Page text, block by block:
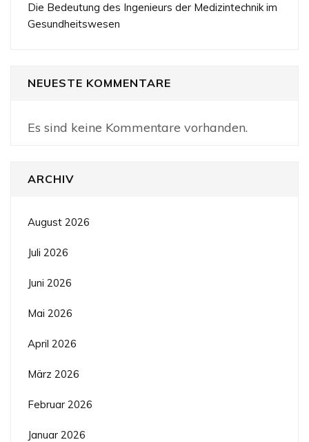
Die Bedeutung des Ingenieurs der Medizintechnik im
Gesundheitswesen
NEUESTE KOMMENTARE
Es sind keine Kommentare vorhanden.
ARCHIV
August 2026
Juli 2026
Juni 2026
Mai 2026
April 2026
März 2026
Februar 2026
Januar 2026